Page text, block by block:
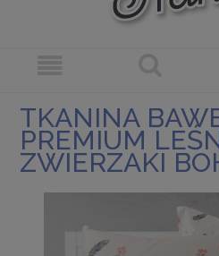
TKANINA
PREMIUM
ZWIERZAKI